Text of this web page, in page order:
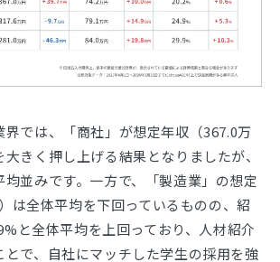
界では、「商社」が想定年収（367.0万
きく押し上げる結果となりましたが、
並みです。一方で、「製造業」の想定
は全体平均を下回っているものの、紹
と全体平均を上回っており、人材紹介
とで、自社にマッチした学生の採用を強